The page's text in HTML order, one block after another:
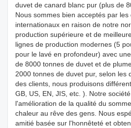
duvet de canard blanc pur (plus de
Nous sommes bien acceptés par
internationaux en raison de notre
production supérieure et de
lignes de production modernes (5
pour le lavé en profondeur) avec
de 8000 tonnes de duvet et de
2000 tonnes de duvet pur, selon les
des clients, nous produisons
GB, US, EN, JIS, etc. ). Notre
l'amélioration de la qualité du
chaleur au rêve des gens. Nous
amitié basée sur l'honnêteté et